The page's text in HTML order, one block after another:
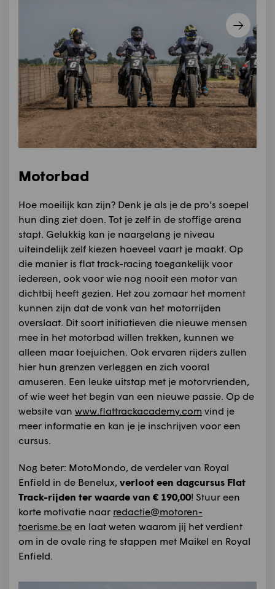
Motorbad
Hoe moeilijk kan zijn? Denk je als je de pro’s soepel
hun ding ziet doen. Tot je zelf in de stoffige arena
stapt. Gelukkig kan je naargelang je niveau
uiteindelijk zelf kiezen hoeveel vaart je maakt. Op
die manier is flat track-racing toegankelijk voor
iedereen, ook voor wie nog nooit een motor van
dichtbij heeft gezien. Het zou zomaar het moment
kunnen zijn dat de vonk van het motorrijden
overslaat. Dit soort initiatieven die nieuwe mensen
mee in het motorbad willen trekken, kunnen we
alleen maar toejuichen. Ook ervaren rijders zullen
hier hun grenzen verleggen en zich vooral
amuseren. Een leuke uitstap met je motorvrienden,
of wie weet het begin van een nieuwe passie. Op de
website van www.flattrackacademy.com vind je
meer informatie en kan je je inschrijven voor een
cursus.
Nog beter: MotoMondo, de verdeler van Royal
Enfield in de Benelux, verloot een dagcursus Flat
Track-rijden ter waarde van € 190,00! Stuur een
korte motivatie naar redactie@motoren-
toerisme.be en laat weten waarom jij het verdient
om in de ovale ring te stappen met Maikel en Royal
Enfield.